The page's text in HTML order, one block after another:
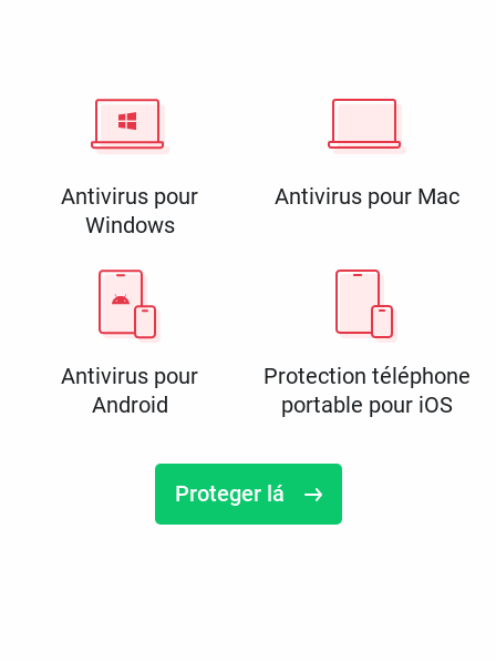
Antivirus pour
Windows
Antivirus pour Mac
Antivirus pour
Android
Protection téléphone
portable pour iOS
Proteger lá